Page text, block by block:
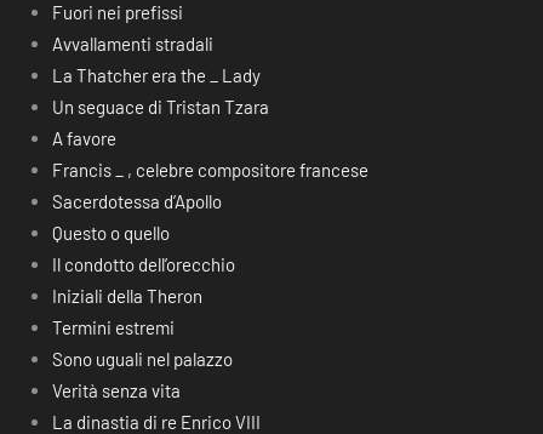
Fuori nei prefissi
Avvallamenti stradali
La Thatcher era the _ Lady
Un seguace di Tristan Tzara
A favore
Francis _ , celebre compositore francese
Sacerdotessa d’Apollo
Questo o quello
Il condotto dell’orecchio
Iniziali della Theron
Termini estremi
Sono uguali nel palazzo
Verità senza vita
La dinastia di re Enrico VIII